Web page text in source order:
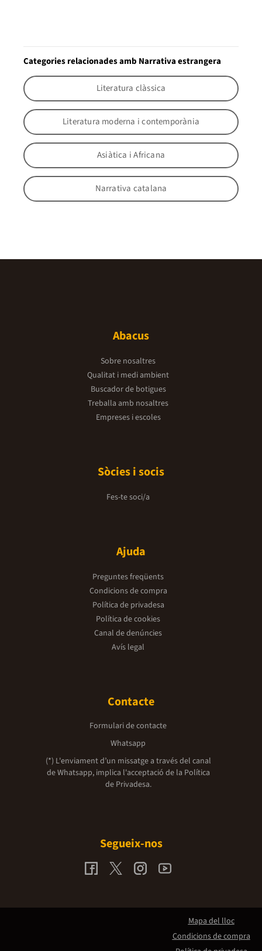
Categories relacionades amb Narrativa estrangera
Literatura clàssica
Literatura moderna i contemporània
Asiàtica i Africana
Narrativa catalana
Abacus
Sobre nosaltres
Qualitat i medi ambient
Buscador de botigues
Treballa amb nosaltres
Empreses i escoles
Sòcies i socis
Fes-te soci/a
Ajuda
Preguntes freqüents
Condicions de compra
Política de privadesa
Política de cookies
Canal de denúncies
Avís legal
Contacte
Formulari de contacte
Whatsapp
(*) L'enviament d’un missatge a través del canal
de Whatsapp, implica l'acceptació de la Política
de Privadesa.
Segueix-nos
Mapa del lloc
Condicions de compra